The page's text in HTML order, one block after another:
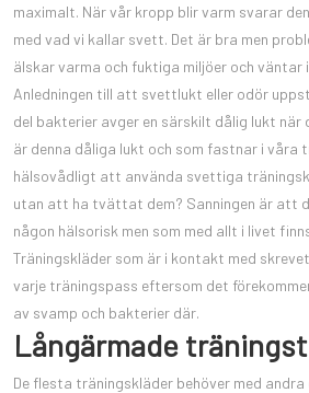
maximalt. När vår kropp blir varm svarar
med vad vi kallar svett. Det är bra men
älskar varma och fuktiga miljöer och
Anledningen till att svettlukt eller odör
del bakterier avger en särskilt dålig lukt när
är denna dåliga lukt och som fastnar i våra
hälsovådligt att använda svettiga
utan att ha tvättat dem? Sanningen är att
någon hälsorisk men som med allt i livet
Träningskläder som är i kontakt med
varje träningspass eftersom det
av svamp och bakterier där.
Långärmade
De flesta träningskläder behöver med